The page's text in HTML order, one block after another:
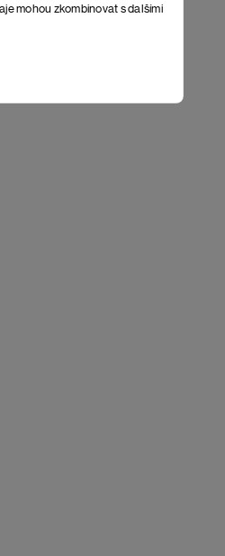
mohou zkombinovat s dalšími